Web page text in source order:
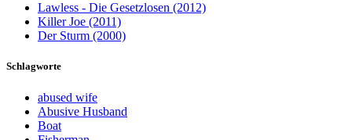
Lawless - Die Gesetzlosen (2012)
Killer Joe (2011)
Der Sturm (2000)
Schlagworte
abused wife
Abusive Husband
Boat